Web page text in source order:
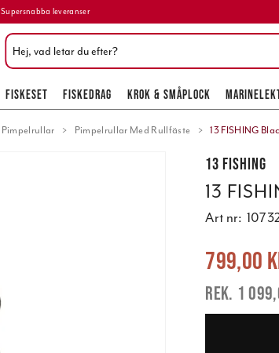
Supersnabba leveranser
FISKESET FISKEDRAG KROK & SMÅPLOCK
Pimpelrullar Pimpelrullar Med Rullfäste 13 FISHING
13 FISHING
13
Art nr:
Nuvarande pris:
799,00
1